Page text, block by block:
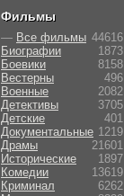
Фильмы
— Все фильмы 44616
Биографии
1873
Боевики
8158
Вестерны
496
Военные
2082
Детективы
3705
Детские
401
Документальные 1219
Драмы
21601
Исторические
1897
Комедии
13619
Криминал
6262